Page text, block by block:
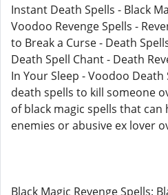
Instant Death Spells - Black
Voodoo Revenge Spells -
to Break a Curse - Death
Death Spell Chant - Death
In Your Sleep - Voodoo Death
death spells to kill someone
of black magic spells that
enemies or abusive ex lover
Black Magic Revenge Spells: